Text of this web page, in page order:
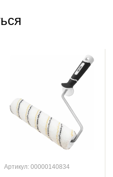
Артикул: 00000140834